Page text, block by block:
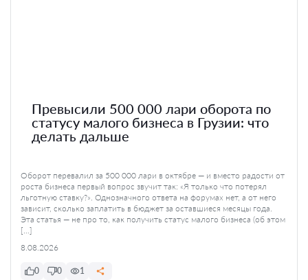
Превысили 500 000 лари оборота по
статусу малого бизнеса в Грузии: что
делать дальше
Оборот перевалил за 500 000 лари в октябре — и вместо радости от
роста бизнеса первый вопрос звучит так: «Я только что потерял
льготную ставку?». Однозначного ответа на форумах нет, а от него
зависит, сколько заплатить в бюджет за оставшиеся месяцы года.
Эта статья — не про то, как получить статус малого бизнеса (об этом
[…]
8.08.2026
0 0 1